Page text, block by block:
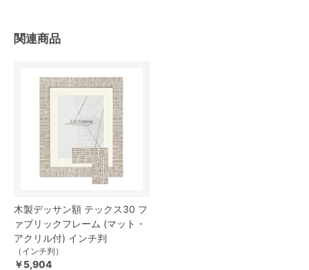
関連商品
木製デッサン額 テックス30 フ
ァブリックフレーム (マット・
アクリル付) インチ判
（インチ判）
￥5,904